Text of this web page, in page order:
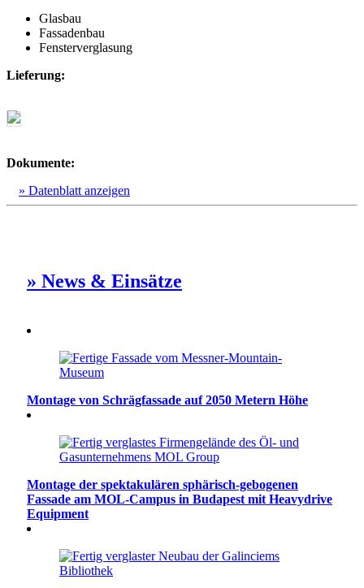
Glasbau
Fassadenbau
Fensterverglasung
Lieferung:
Dokumente:
» Datenblatt anzeigen
» News & Einsätze
Montage von Schrägfassade auf 2050 Metern Höhe
Montage der spektakulären sphärisch-gebogenen
Fassade am MOL-Campus in Budapest mit Heavydrive
Equipment